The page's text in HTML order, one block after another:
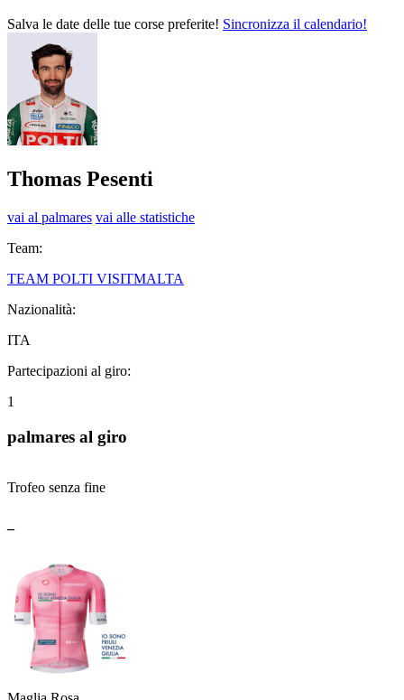
Salva le date delle tue corse preferite! Sincronizza il calendario!
Thomas Pesenti
vai al palmares vai alle statistiche
Team:
TEAM POLTI VISITMALTA
Nazionalità:
ITA
Partecipazioni al giro:
1
palmares al giro
Trofeo senza fine